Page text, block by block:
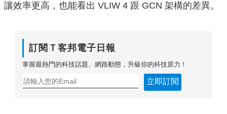
讓效率更高，也能看出 VLIW 4 跟 GCN 架構的差異。
訂閱Ｔ客邦電子日報
掌握最熱門的科技話題、網路動態，升級你的科技原力！
立即訂閱